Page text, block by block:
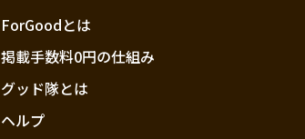
ForGoodとは
掲載手数料0円の仕組み
グッド隊とは
ヘルプ